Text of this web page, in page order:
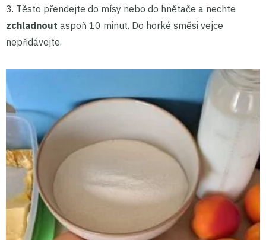
3. Těsto přendejte do mísy nebo do hnětače a nechte
zchladnout aspoň 10 minut. Do horké směsi vejce
nepřidávejte.